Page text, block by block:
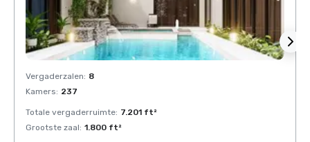
Vergaderzalen: 8
Kamers: 237
Totale vergaderruimte: 7.201 ft²
Grootste zaal: 1.800 ft²